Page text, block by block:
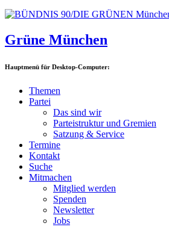
Grüne München
Hauptmenü für Desktop-Computer:
Themen
Partei
Das sind wir
Parteistruktur und Gremien
Satzung & Service
Termine
Kontakt
Suche
Mitmachen
Mitglied werden
Spenden
Newsletter
Jobs